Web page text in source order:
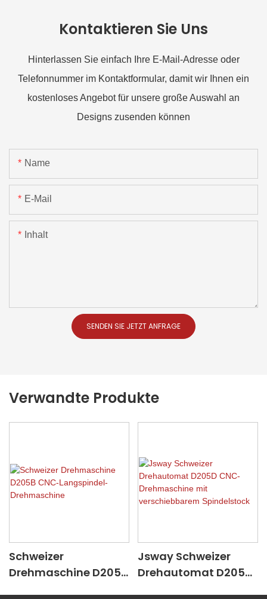
Kontaktieren Sie Uns
Hinterlassen Sie einfach Ihre E-Mail-Adresse oder
Telefonnummer im Kontaktformular, damit wir Ihnen ein
kostenloses Angebot für unsere große Auswahl an
Designs zusenden können
Name
E-Mail
Inhalt
SENDEN SIE JETZT ANFRAGE
Verwandte Produkte
Schweizer
Drehmaschine D205B
Jsway Schweizer
Drehautomat D205D